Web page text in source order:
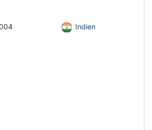
Indien